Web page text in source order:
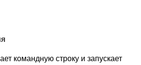
командную строку и запускает